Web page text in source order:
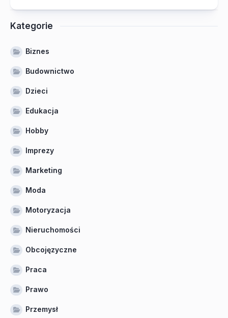
Kategorie
Biznes
Budownictwo
Dzieci
Edukacja
Hobby
Imprezy
Marketing
Moda
Motoryzacja
Nieruchomości
Obcojęzyczne
Praca
Prawo
Przemysł